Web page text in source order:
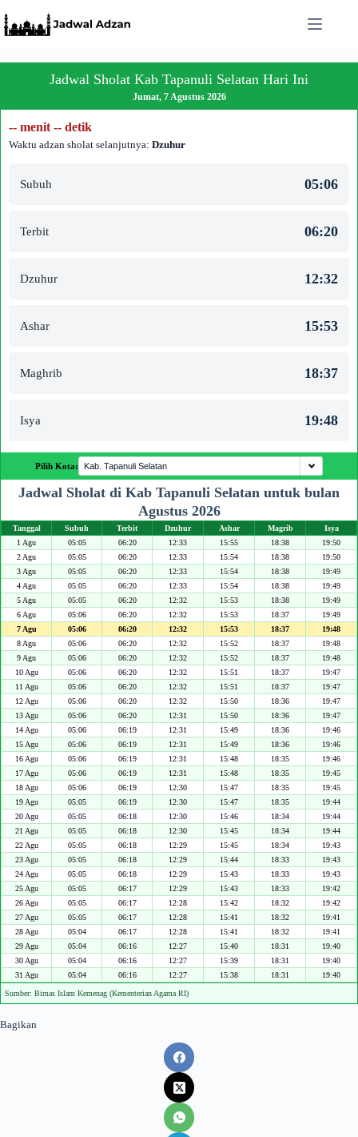
to
content
Jadwal Sholat Kab Tapanuli Selatan Hari Ini
Jumat, 7 Agustus 2026
-- menit -- detik
Waktu adzan sholat selanjutnya: Dzuhur
Subuh 05:06
Terbit 06:20
Dzuhur 12:32
Ashar 15:53
Maghrib 18:37
Isya 19:48
Pilih Kota:
Jadwal Sholat di Kab Tapanuli Selatan untuk bulan
Agustus 2026
Tanggal Subuh Terbit Dzuhur Ashar Magrib
Isya
1 Agu
05:05 06:20 12:33 15:55 18:38
19:50
2 Agu
05:05 06:20 12:33 15:54 18:38
19:50
3 Agu
05:05 06:20 12:33 15:54 18:38
19:49
4 Agu
05:05 06:20 12:33 15:54 18:38
19:49
5 Agu
05:05 06:20 12:32 15:53 18:38
19:49
6 Agu
05:06 06:20 12:32 15:53 18:37
19:49
7 Agu
05:06 06:20 12:32 15:53 18:37
19:48
8 Agu
05:06 06:20 12:32 15:52 18:37
19:48
9 Agu
05:06 06:20 12:32 15:52 18:37
19:48
10 Agu
05:06 06:20 12:32 15:51 18:37
19:47
11 Agu
05:06 06:20 12:32 15:51 18:37
19:47
12 Agu
05:06 06:20 12:32 15:50 18:36
19:47
13 Agu
05:06 06:20 12:31 15:50 18:36
19:47
14 Agu
05:06 06:19 12:31 15:49 18:36
19:46
15 Agu
05:06 06:19 12:31 15:49 18:36
19:46
16 Agu
05:06 06:19 12:31 15:48 18:35
19:46
17 Agu
05:06 06:19 12:31 15:48 18:35
19:45
18 Agu
05:06 06:19 12:30 15:47 18:35
19:45
19 Agu
05:05 06:19 12:30 15:47 18:35
19:44
20 Agu
05:05 06:18 12:30 15:46 18:34
19:44
21 Agu
05:05 06:18 12:30 15:45 18:34
19:44
22 Agu
05:05 06:18 12:29 15:45 18:34
19:43
23 Agu
05:05 06:18 12:29 15:44 18:33
19:43
24 Agu
05:05 06:18 12:29 15:43 18:33
19:43
25 Agu
05:05 06:17 12:29 15:43 18:33
19:42
26 Agu
05:05 06:17 12:28 15:42 18:32
19:42
27 Agu
05:05 06:17 12:28 15:41 18:32
19:41
28 Agu
05:04 06:17 12:28 15:41 18:32
19:41
29 Agu
05:04 06:16 12:27 15:40 18:31
19:40
30 Agu
05:04 06:16 12:27 15:39 18:31
19:40
31 Agu
05:04 06:16 12:27 15:38 18:31 19:40
Sumber: Bimas Islam Kemenag (Kementerian Agama RI)
Bagikan